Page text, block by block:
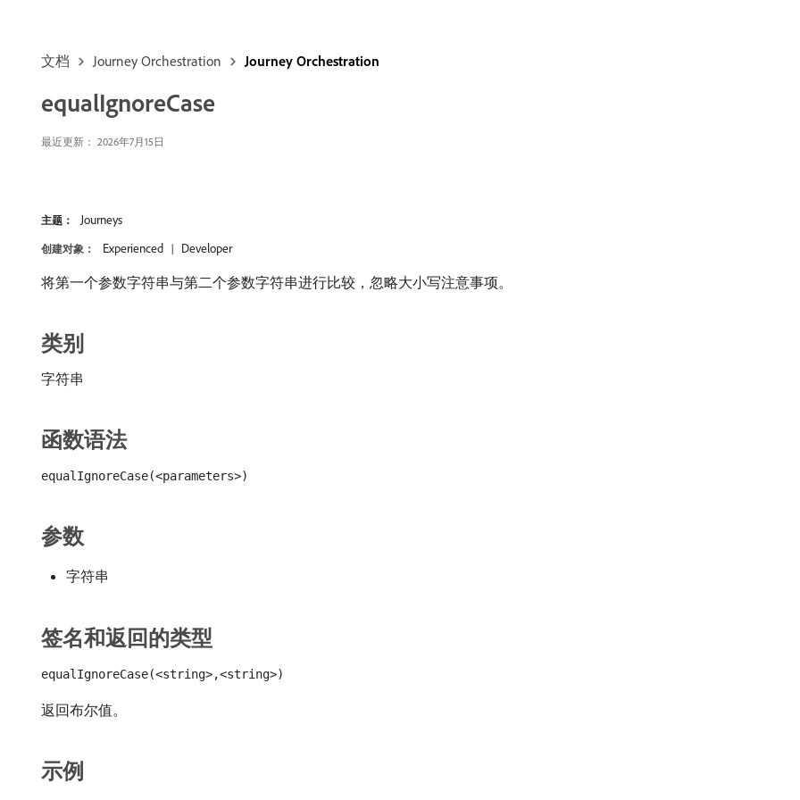
文档 Journey Orchestration Journey Orchestration
equalIgnoreCase
最近更新： 2026年7月15日
主题： Journeys
创建对象： Experienced Developer
将第一个参数字符串与第二个参数字符串进行比较，忽略大小写注意事项。
类别
字符串
函数语法
equalIgnoreCase(<parameters>)
参数
字符串
签名和返回的类型
equalIgnoreCase(<string>,<string>)
返回布尔值。
示例